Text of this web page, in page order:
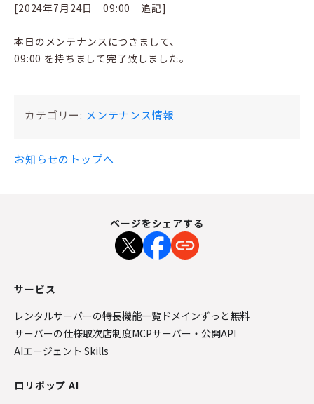
[2024年7月24日 09:00 追記]
本日のメンテナンスにつきまして、
09:00 を持ちまして完了致しました。
カテゴリー: メンテナンス情報
お知らせのトップへ
ページをシェアする
サービス
レンタルサーバーの特長機能一覧 ドメインずっと無料
サーバーの仕様取次店制度MCPサーバー・公開API
AIエージェント Skills
ロリポップ AI